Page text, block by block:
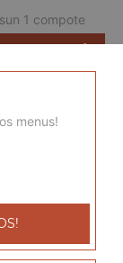
1 compote
menus!